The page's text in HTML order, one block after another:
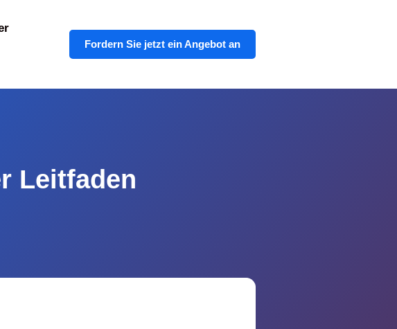
Fordern Sie jetzt ein Angebot an
Leitfaden